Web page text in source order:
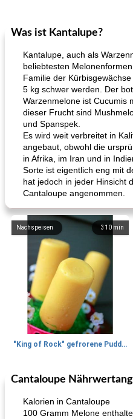
Was ist Kantalupe?
Kantalupe, auch als
beliebtesten
Familie der
5 kg schwer werden. Der
Warzenmelone ist Cucumis
dieser Frucht sind
und Spanspek.
Es wird weit verbreitet in
angebaut, obwohl die
in Afrika, im Iran und in
Sorte ist eigentlich eng mit
hat jedoch in jeder Hinsicht
Cantaloupe angenommen.
310 min
Nachspeisen
"King of Rock" gefrorene Pudding Pops
27min
Mittagessen / Snacks
Cantaloupe
Kalorien in Cantaloupe
100 Gramm Melone